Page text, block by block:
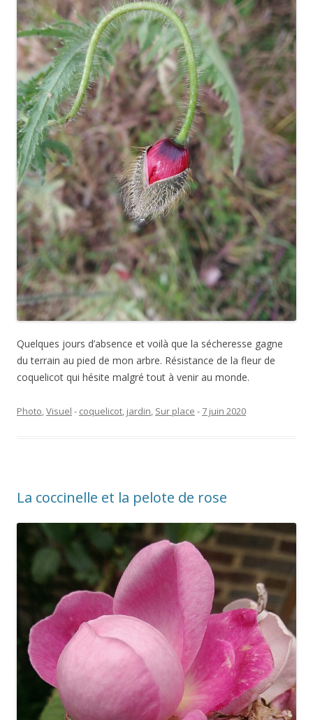
Quelques jours d’absence et voilà que la sécheresse gagne
du terrain au pied de mon arbre. Résistance de la fleur de
coquelicot qui hésite malgré tout à venir au monde.
Photo,Visuel - coquelicot, jardin, Sur place - 7 juin 2020
La coccinelle et la pelote de rose